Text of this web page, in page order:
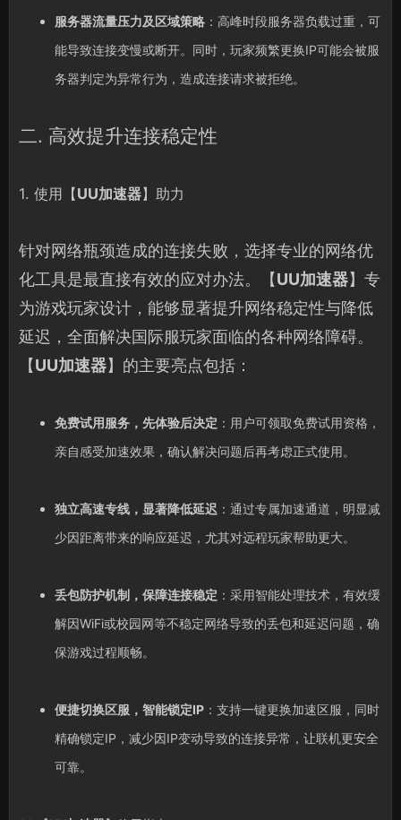
服务器流量压力及区域策略：高峰时段服务器负载过重，可
能导致连接变慢或断开。同时，玩家频繁更换IP可能会被服
务器判定为异常行为，造成连接请求被拒绝。
二. 高效提升连接稳定性
1. 使用【UU加速器】助力
针对网络瓶颈造成的连接失败，选择专业的网络优
化工具是最直接有效的应对办法。【UU加速器】专
为游戏玩家设计，能够显著提升网络稳定性与降低
延迟，全面解决国际服玩家面临的各种网络障碍。
【UU加速器】的主要亮点包括：
免费试用服务，先体验后决定 ：用户可领取免费试用资格，
亲自感受加速效果，确认解决问题后再考虑正式使用。
独立高速专线，显著降低延迟 ：通过专属加速通道，明显减
少因距离带来的响应延迟，尤其对远程玩家帮助更大。
丢包防护机制，保障连接稳定 ：采用智能处理技术，有效缓
解因WiFi或校园网等不稳定网络导致的丢包和延迟问题，确
保游戏过程顺畅。
便捷切换区服，智能锁定IP：支持一键更换加速区服，同时
精确锁定IP，减少因IP变动导致的连接异常，让联机更安全
可靠。